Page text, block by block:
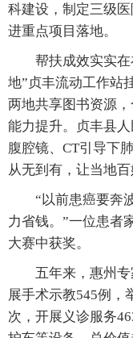
科建设，制定三级
进重点项目落地。
帮扶成效实实在
地”贞丰流动工作站
两地共享图书资源
能力提升。贞丰县
腹腔镜、CT引导下
从无到有，让当地百
“以前患癌要奔波
力省钱。”一位患者
大赛中获奖。
五年来，惠州专
展手术示教545例，
次，开展义诊服务